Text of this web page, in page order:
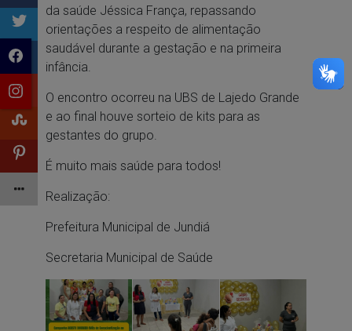
da saúde Jéssica França, repassando
orientações a respeito de alimentação
saudável durante a gestação e na primeira
infância.
O encontro ocorreu na UBS de Lajedo Grande
e ao final houve sorteio de kits para as
gestantes do grupo.
É muito mais saúde para todos!
Realização:
Prefeitura Municipal de Jundiá
Secretaria Municipal de Saúde